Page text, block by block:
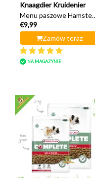
Knaagdier Kruidenier
Menu paszowe Hamster
& Co 500 gramów
€9,99
Zamów teraz
NA MAGAZYNIE